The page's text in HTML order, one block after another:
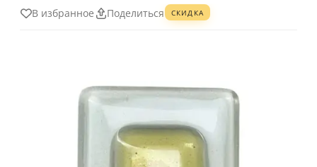
В избранное Поделиться СКИДКА